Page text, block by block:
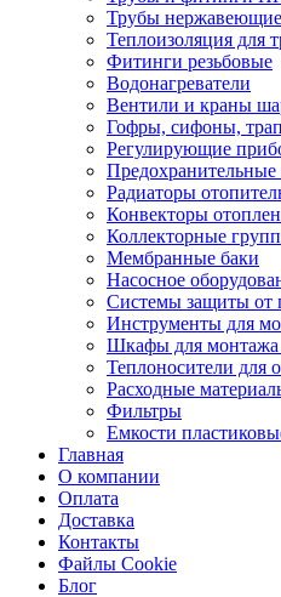
Трубы
Теплоизоляция для
Фитинги резьбовые
Водонагреватели
Вентили и краны
Гофры, сифоны,
Регулирующие
Радиаторы
Конвекторы
Коллекторные
Мембранные баки
Насосное
Системы защиты от
Инструменты для
Шкафы для монтажа
Теплоносители для
Расходные
Фильтры
Емкости
Главная
О компании
Оплата
Доставка
Контакты
Файлы Cookie
Блог